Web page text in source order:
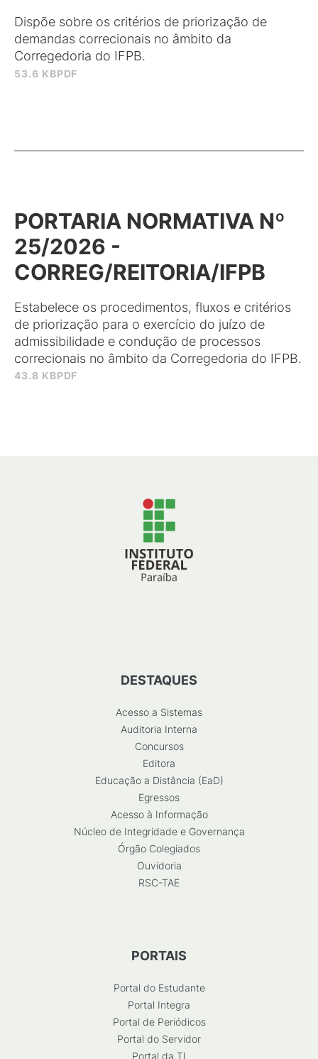
53.6 KBPDF
Dispõe sobre os critérios de priorização de
demandas correcionais no âmbito da
Corregedoria do IFPB.
43.8 KBPDF
PORTARIA NORMATIVA Nº
25/2026 -
CORREG/REITORIA/IFPB
Estabelece os procedimentos, fluxos e critérios
de priorização para o exercício do juízo de
admissibilidade e condução de processos
correcionais no âmbito da Corregedoria do IFPB.
DESTAQUES
Acesso a Sistemas
Auditoria Interna
Concursos
Editora
Educação a Distância (EaD)
Egressos
Acesso à Informação
Núcleo de Integridade e Governança
Órgão Colegiados
Ouvidoria
RSC-TAE
PORTAIS
Portal do Estudante
Portal Integra
Portal de Periódicos
Portal do Servidor
Portal da TI